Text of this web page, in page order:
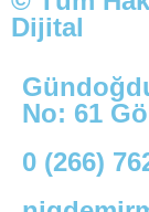
Dijital
No: 61
0 (266)